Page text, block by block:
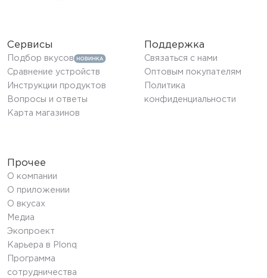
Сервисы
Подбор вкусов
Сравнение устройств
Инструкции продуктов
Вопросы и ответы
Карта магазинов
Поддержка
Связаться с нами
Оптовым покупателям
Политика
конфиденциальности
Прочее
О компании
О приложении
О вкусах
Медиа
Экопроект
Карьера в Plonq
Программа
сотрудничества